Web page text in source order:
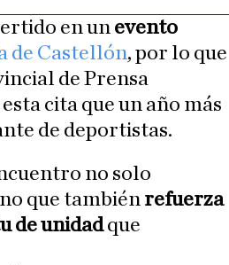
en un evento
de Castellón, por lo que
de Prensa
cita que un año más
de deportistas.
no solo
que también refuerza
de unidadque